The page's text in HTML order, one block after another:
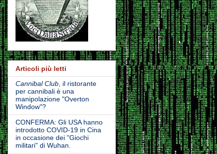
Articoli più letti
Cannibal Club, il ristorante
per cannibali è una
manipolazione "Overton
Window"?
CONFERMA: Gli USA hanno
introdotto COVID-19 in Cina
in occasione dei "Giochi
militari" di Wuhan.